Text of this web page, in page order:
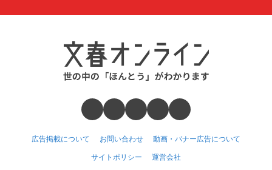
広告掲載について お問い合わせ 動画・バナー広告について
サイトポリシー 運営会社